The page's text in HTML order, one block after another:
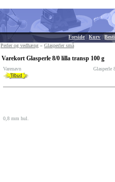
Forside|Kurv |
Perler og vedhæng » Glasperler små
Varekort Glasperle 8/0 lilla transp 100 g
Varenavn Glasperle
0,8 mm hul.